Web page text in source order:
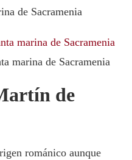
de Sacramenia
marina de Sacramenia
de
románico aunque